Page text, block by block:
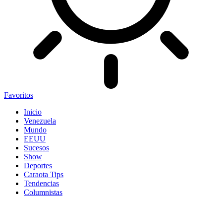
Favoritos
Inicio
Venezuela
Mundo
EEUU
Sucesos
Show
Deportes
Caraota Tips
Tendencias
Columnistas